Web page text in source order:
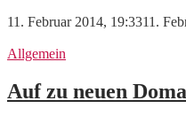
11. Februar 2014, 19:3311.
Allgemein
Auf zu neuen